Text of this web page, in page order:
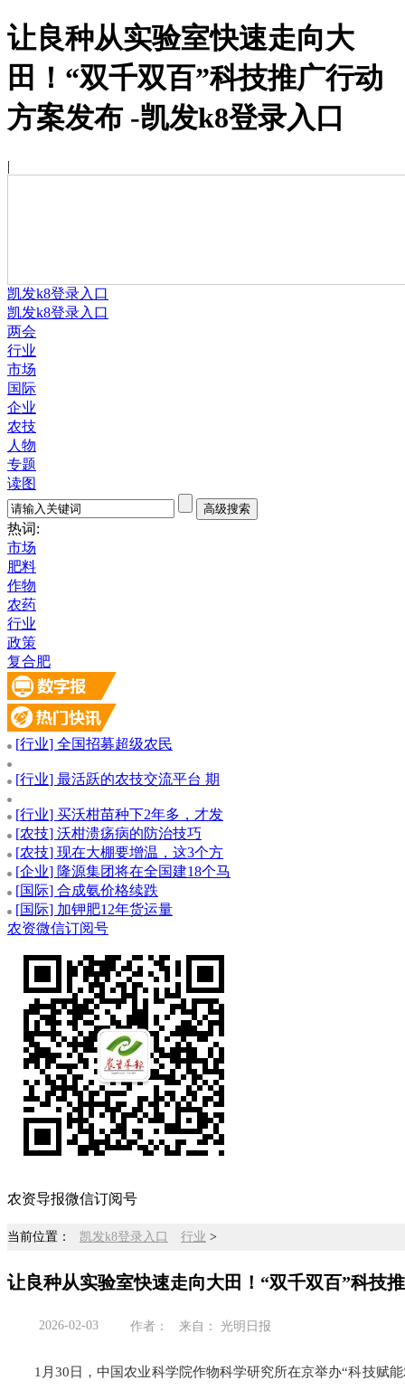
让良种从实验室快速走向大
田！“双千双百”科技推广行动
方案发布 -凯发k8登录入口
|
凯发k8登录入口
凯发k8登录入口
两会
行业
市场
国际
企业
农技
人物
专题
读图
热词:
市场
肥料
作物
农药
行业
政策
复合肥
[行业] 全国招募超级农民
[行业] 最活跃的农技交流平台 期
[行业] 买沃柑苗种下2年多，才发
[农技] 沃柑溃疡病的防治技巧
[农技] 现在大棚要增温，这3个方
[企业] 隆源集团将在全国建18个马
[国际] 合成氨价格续跌
[国际] 加钾肥12年货运量
农资微信订阅号
农资导报微信订阅号
当前位置： 凯发k8登录入口 行业 >
让良种从实验室快速走向大田！“双千双百”科技
2026-02-03 作者： 来自： 光明日报
1月30日，中国农业科学院作物科学研究所在京举办“科技赋